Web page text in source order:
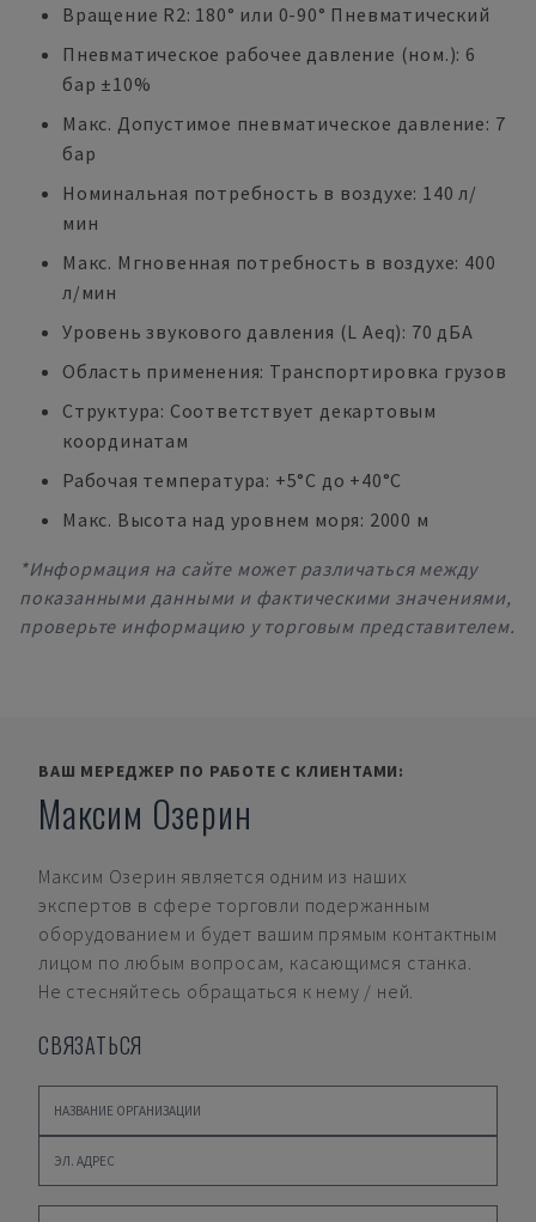
Вращение R2: 180° или 0-90° Пневматический
Пневматическое рабочее давление (ном.): 6
бар ±10%
Макс. Допустимое пневматическое давление: 7
бар
Номинальная потребность в воздухе: 140 л/
мин
Макс. Мгновенная потребность в воздухе: 400
л/мин
Уровень звукового давления (L Aeq): 70 дБА
Область применения: Транспортировка грузов
Структура: Соответствует декартовым
координатам
Рабочая температура: +5°C до +40°C
Макс. Высота над уровнем моря: 2000 м
*Информация на сайте может различаться между
показанными данными и фактическими значениями,
проверьте информацию у торговым представителем.
ВАШ МЕРЕДЖЕР ПО РАБОТЕ С КЛИЕНТАМИ:
Максим Озерин
Максим Озерин является одним из наших
экспертов в сфере торговли подержанным
оборудованием и будет вашим прямым контактным
лицом по любым вопросам, касающимся станка.
Не стесняйтесь обращаться к нему / ней.
СВЯЗАТЬСЯ